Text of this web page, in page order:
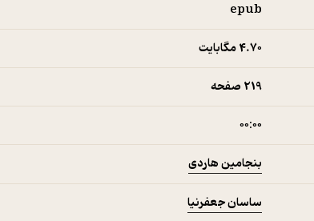
epub
4.۷۰ مگابایت
219 صفحه
۰۰:۰۰
بنجامین هاردی
ساسان جعفرنیا